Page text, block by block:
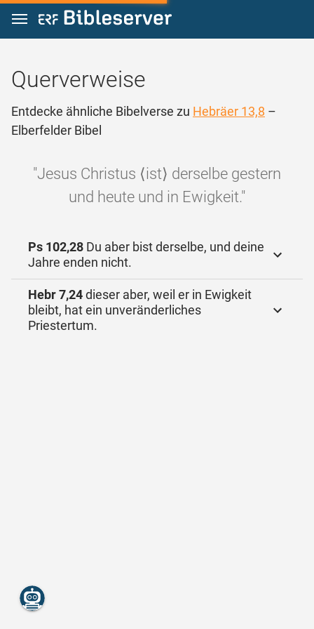
Zum Inhalt springen
Querverweise
Entdecke ähnliche Bibelverse zu Hebräer 13,8 –
Elberfelder Bibel
"Jesus Christus ⟨ist⟩ derselbe gestern
und heute und in Ewigkeit."
Ps 102,28 Du aber bist derselbe, und deine
Jahre enden nicht.
Hebr 7,24dieser aber, weil er in Ewigkeit
bleibt, hat ein unveränderliches
Priestertum.